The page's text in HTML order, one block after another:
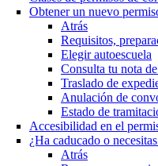
Obtener un nuevo
Atrás
Requisitos,
Elegir autoescuela
Consulta tu nota
Traslado de
Anulación de
Estado de
Accesibilidad en el
¿Ha caducado o
Atrás